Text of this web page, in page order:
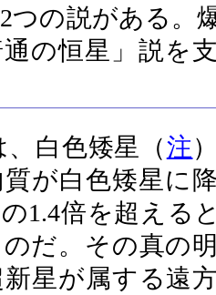
つの説がある。
の恒星」説を
白色矮星（注
が白色矮星に
1.4倍を超える
だ。その真の
星が属する遠